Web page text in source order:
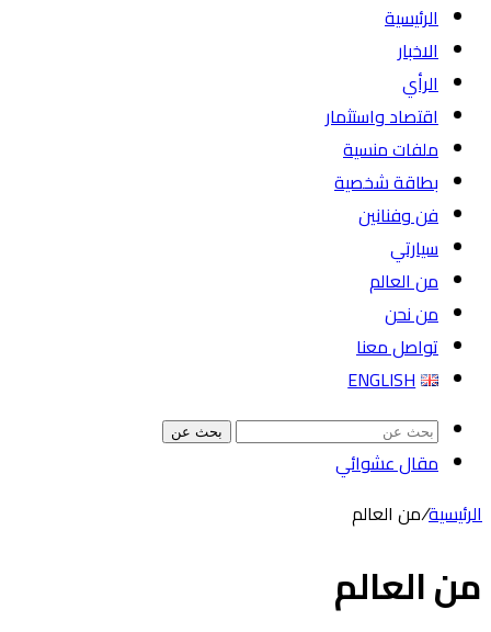
الرئيسية
الاخبار
الرأي
اقتصاد واستثمار
ملفات منسية
بطاقة شخصية
فن وفنانين
سيارتي
من العالم
من نحن
تواصل معنا
ENGLISH
بحث عن
مقال عشوائي
الرئيسية/من العالم
من العالم